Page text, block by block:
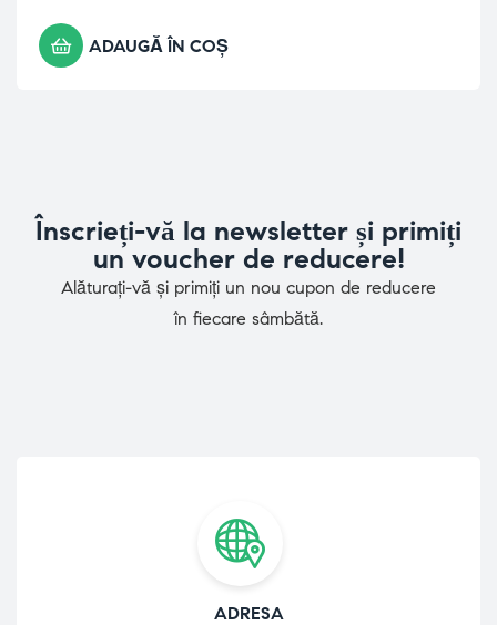
ADAUGĂ ÎN COȘ
Înscrieți-vă la newsletter și primiți
un voucher de reducere!
Alăturați-vă și primiți un nou cupon de reducere
în fiecare sâmbătă.
ADRESA